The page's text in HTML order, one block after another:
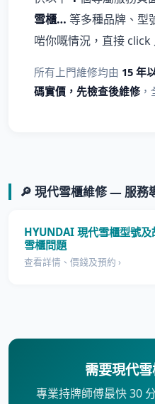
雪櫃… 等多種品牌、型
啱你嘅情況，直接 click
所有上門維修均由 15 年
碼實價，先檢查後維修
🔎 現代雪櫃維修 — 服務
HYUNDAI 現代雪櫃型號
雪櫃問題
查看詳情、價錢及預約 ›
需要現代
專業持牌師傅最快 30